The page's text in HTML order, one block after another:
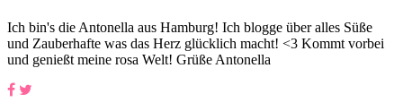
Ich bin's die Antonella aus Hamburg! Ich blogge über alles Süße
und Zauberhafte was das Herz glücklich macht! <3 Kommt vorbei
und genießt meine rosa Welt! Grüße Antonella